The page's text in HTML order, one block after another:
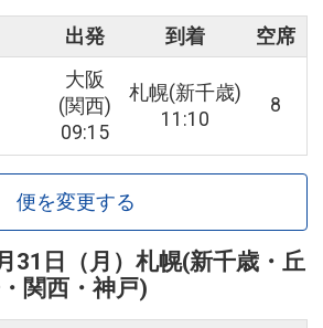
出発 到着 空席
大阪
(関西)
09:15
札幌(新千歳)
11:10
8
便を変更する
31日（月） 札幌(新千歳・丘
関西・神戸)